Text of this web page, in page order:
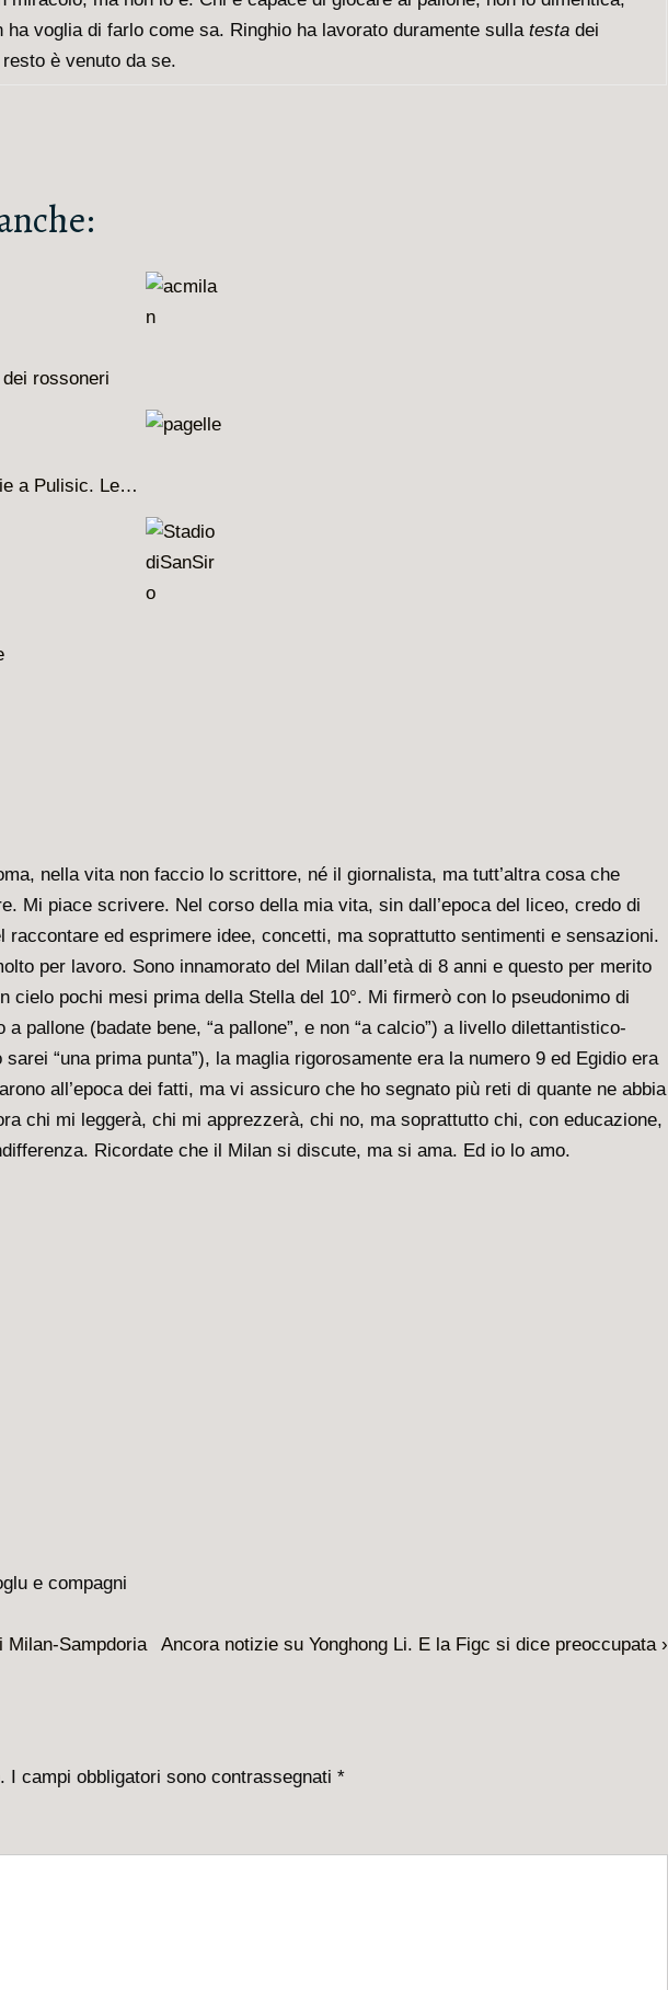
ha voglia di farlo come sa. Ringhio ha lavorato duramente sulla testa dei
è venuto da se.
rossoneri
a Pulisic. Le…
nella vita non faccio lo scrittore, né il giornalista, ma tutt’altra cosa che
Mi piace scrivere. Nel corso della mia vita, sin dall’epoca del liceo, credo di
ed esprimere idee, concetti, ma soprattutto sentimenti e sensazioni.
per lavoro. Sono innamorato del Milan dall’età di 8 anni e questo per merito
cielo pochi mesi prima della Stella del 10°. Mi firmerò con lo pseudonimo di
pallone (badate bene, “a pallone”, e non “a calcio”) a livello dilettantistico-
“una prima punta”), la maglia rigorosamente era la numero 9 ed Egidio era
all’epoca dei fatti, ma vi assicuro che ho segnato più reti di quante ne abbia
chi mi leggerà, chi mi apprezzerà, chi no, ma soprattutto chi, con educazione,
Ricordate che il Milan si discute, ma si ama. Ed io lo amo.
Milan-Sampdoria
Il
Ancora notizie su Yonghong Li. E la Figc si dice preoccupata ›
I campi obbligatori sono contrassegnati *